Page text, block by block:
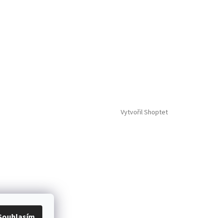
Vytvořil Shoptet